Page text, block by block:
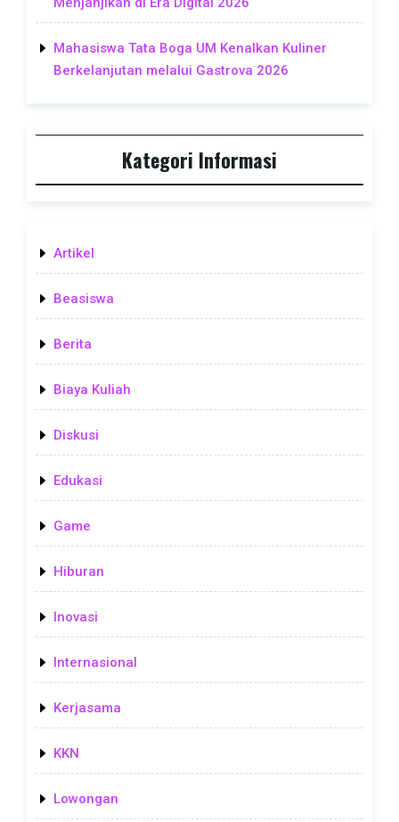
Mahasiswa Tata Boga UM Kenalkan Kuliner
Berkelanjutan melalui Gastrova 2026
Kategori Informasi
Artikel
Beasiswa
Berita
Biaya Kuliah
Diskusi
Edukasi
Game
Hiburan
Inovasi
Internasional
Kerjasama
KKN
Lowongan